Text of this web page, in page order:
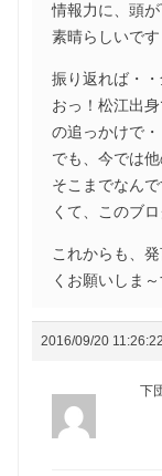
情報力に、頭
素晴らしいです
振り返れば・
おっ！松江出
の追っかけで
でも、今では
そこまでなん
くて、このブ
これからも、
くお願いしま
2016/09/20
下